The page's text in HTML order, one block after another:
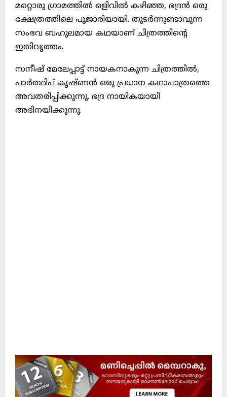
മറ്റൊരു ഗ്രാമത്തിൽ ഒളിവിൽ കഴിഞ്ഞ, ഭദ്രൻ ഒരു
ക്ഷേത്രത്തിലെ പൂജാരിയായി. തുടർന്നുണ്ടാവുന്ന
സംഭവ ബഹുലമായ കഥയാണ് ചിത്രത്തിന്റെ
ഇതിവൃത്തം.
സനീഷ് മേലേപ്പാട്ട് നായകനാകുന്ന ചിത്രത്തിൽ,
പാർത്ഥിപ് കൃഷ്ണൻ ഒരു പ്രധാന കഥാപാത്രത്തെ
അവതരിപ്പിക്കുന്നു. ഭദ്ര നായികയായി
അഭിനയിക്കുന്നു.